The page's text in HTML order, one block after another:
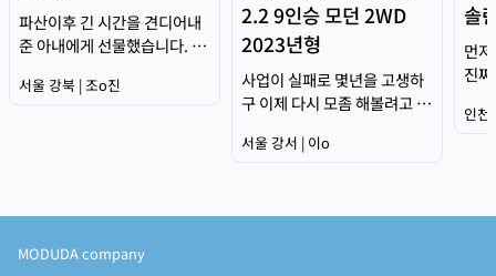
파산이후 긴 시간을 견디어내
준 아내에게 선물했습니다. 이
돈도 벌기 시작했는데 신용때
부탁드립니다.
서울 강북 | 조o진
2.2 9인승 모던 2WD
2023년형
사업이 실패로 몇년을 고생하
구 이제 다시 모좀 해볼려고 하
는것이 매우 힘들더라고요 지
어서 참으로 다행이라고 생각
서울 강서 | 이o
솔
먼
진
이
그
인천
MODUDA company